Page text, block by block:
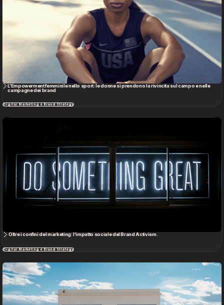
L'Empowerment femminile nello sport: le donne si prendono la rivincita sul campo e nelle
campagne dei brand
Digital Marketing e Brand Strategy
Oltre i confini del marketing: l’impatto sociale del Brand Activism.
Digital Marketing e Brand Strategy